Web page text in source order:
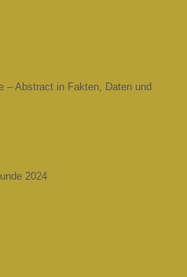
– Abstract in Fakten, Daten und
2024